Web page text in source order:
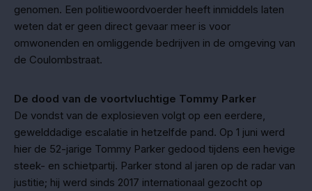
genomen. Een politiewoordvoerder heeft inmiddels laten
weten dat er geen direct gevaar meer is voor
omwonenden en omliggende bedrijven in de omgeving van
de Coulombstraat.
De dood van de voortvluchtige Tommy Parker
De vondst van de explosieven volgt op een eerdere,
gewelddadige escalatie in hetzelfde pand. Op 1 juni werd
hier de 52-jarige Tommy Parker gedood tijdens een hevige
steek- en schietpartij. Parker stond al jaren op de radar van
justitie; hij werd sinds 2017 internationaal gezocht op